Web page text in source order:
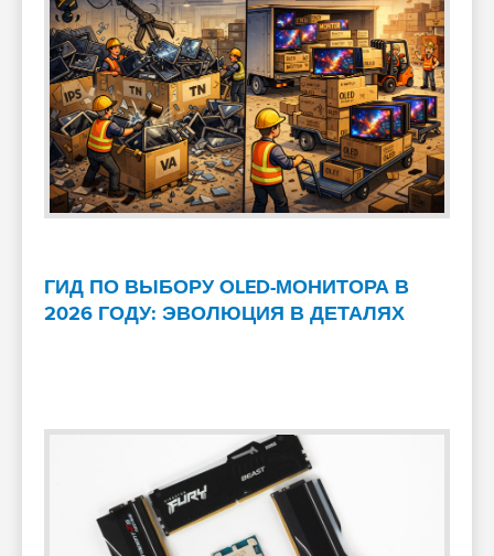
ГИД ПО ВЫБОРУ OLED-МОНИТОРА В
2026 ГОДУ: ЭВОЛЮЦИЯ В ДЕТАЛЯХ